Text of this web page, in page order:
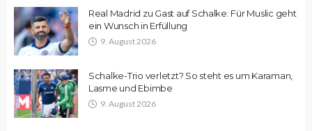
Real Madrid zu Gast auf Schalke: Für Muslic geht
ein Wunsch in Erfüllung
9. August 2026
Schalke-Trio verletzt? So steht es um Karaman,
Lasme und Ebimbe
9. August 2026